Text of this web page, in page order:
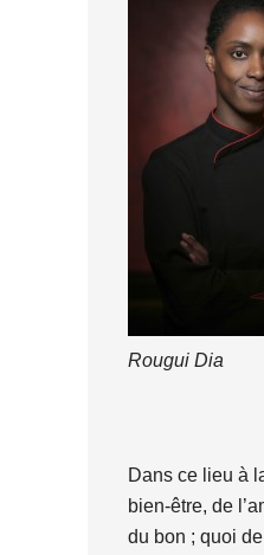
Rougui Dia
Dans ce lieu à
bien-être, de
du bon ; quoi